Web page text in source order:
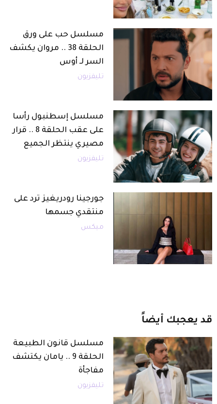
مسلسل حب على ورق
الحلقة 38 .. مروان يكشف
السر لـ أوس
تليفزيون
مسلسل إسطنبول رأسا
على عقب الحلقة 8 .. قرار
مصيري ينتظر الجميع
تليفزيون
جورجينا رودريغيز ترد على
منتقدي جسمها
ميكس
قد يعجبك أيضاً
مسلسل قانون الطبيعة
الحلقة 9 .. يامان يكتشف
مفاجأة
تليفزيون